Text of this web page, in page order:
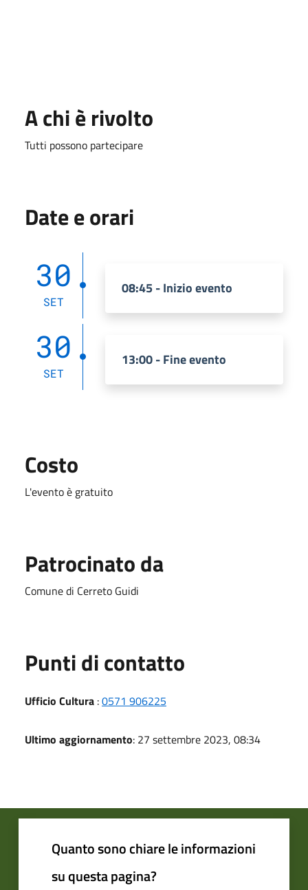
A chi è rivolto
Tutti possono partecipare
Date e orari
30
SET
08:45 - Inizio evento
30
SET
13:00 - Fine evento
Costo
L'evento è gratuito
Patrocinato da
Comune di Cerreto Guidi
Punti di contatto
Ufficio Cultura :0571 906225
Ultimo aggiornamento: 27 settembre 2023, 08:34
Quanto sono chiare le informazioni
su questa pagina?